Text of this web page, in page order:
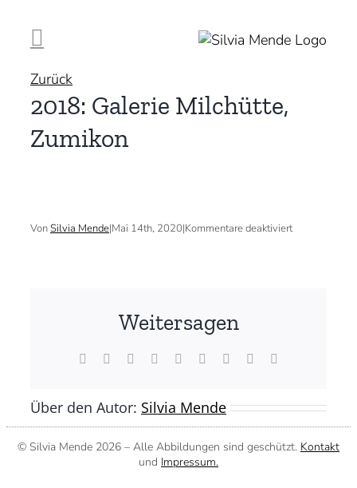
Inhalt
springen
Zurück
2018: Galerie Milchütte,
Zumikon
VonSilvia Mende|Mai 14th, 2020|Kommentare deaktiviertfür
Weitersagen
Facebook Reddit LinkedInWhatsApp
TumblrPinterest
Über den Autor: Silvia Mende
© Silvia Mende 2026 – Alle Abbildungen sind geschützt. Kontakt
und Impressum.